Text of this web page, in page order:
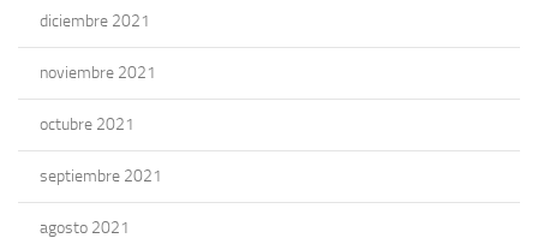
diciembre 2021
noviembre 2021
octubre 2021
septiembre 2021
agosto 2021